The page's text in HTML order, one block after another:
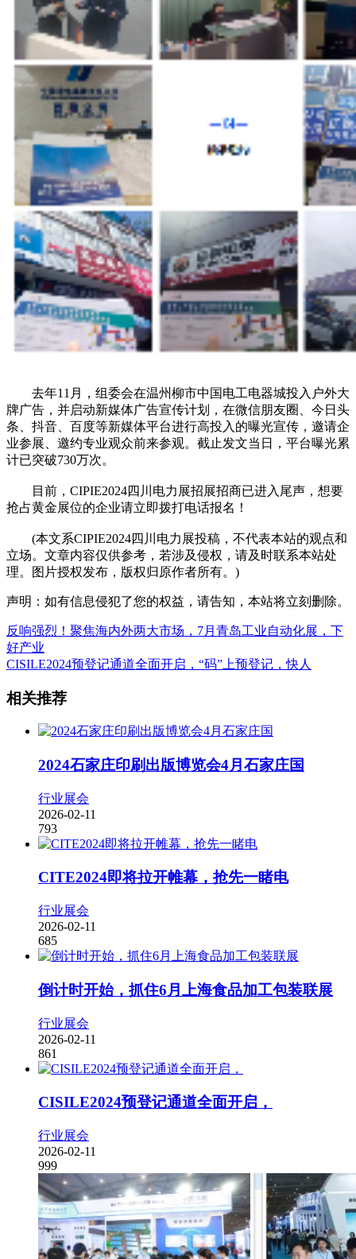
去年11月，组委会在温州柳市中国电工电器城投入户外大
牌广告，并启动新媒体广告宣传计划，在微信朋友圈、今日头
条、抖音、百度等新媒体平台进行高投入的曝光宣传，邀请企
业参展、邀约专业观众前来参观。截止发文当日，平台曝光累
计已突破730万次。
目前，CIPIE2024四川电力展招展招商已进入尾声，想要
抢占黄金展位的企业请立即拨打电话报名！
(本文系CIPIE2024四川电力展投稿，不代表本站的观点和
立场。文章内容仅供参考，若涉及侵权，请及时联系本站处
理。图片授权发布，版权归原作者所有。)
声明：如有信息侵犯了您的权益，请告知，本站将立刻删除。
反响强烈！聚焦海内外两大市场，7月青岛工业自动化展，下
好产业
CISILE2024预登记通道全面开启，“码”上预登记，快人
相关推荐
2024石家庄印刷出版博览会4月石家庄国
行业展会
2026-02-11
793
CITE2024即将拉开帷幕，抢先一睹电
行业展会
2026-02-11
685
倒计时开始，抓住6月上海食品加工包装联展
行业展会
2026-02-11
861
CISILE2024预登记通道全面开启，
行业展会
2026-02-11
999